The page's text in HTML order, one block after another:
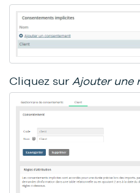
Cliquez sur Ajouter une